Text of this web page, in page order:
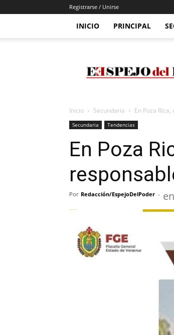
Registrarse / Unirse
INICIO PRINCIPAL
Del
Poder
Inicio Secundaria En Poza
Secundaria Tendencias
En Poza
Por Redacción/EspejoDelPoder -